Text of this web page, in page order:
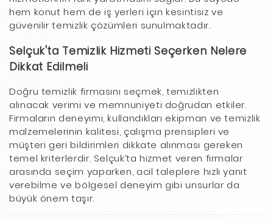
hem konut hem de iş yerleri için kesintisiz ve
güvenilir temizlik çözümleri sunulmaktadır.
Selçuk'ta Temizlik Hizmeti Seçerken Nelere
Dikkat Edilmeli
Doğru temizlik firmasını seçmek, temizlikten
alınacak verimi ve memnuniyeti doğrudan etkiler.
Firmaların deneyimi, kullandıkları ekipman ve temizlik
malzemelerinin kalitesi, çalışma prensipleri ve
müşteri geri bildirimleri dikkate alınması gereken
temel kriterlerdir. Selçuk’ta hizmet veren firmalar
arasında seçim yaparken, acil taleplere hızlı yanıt
verebilme ve bölgesel deneyim gibi unsurlar da
büyük önem taşır.